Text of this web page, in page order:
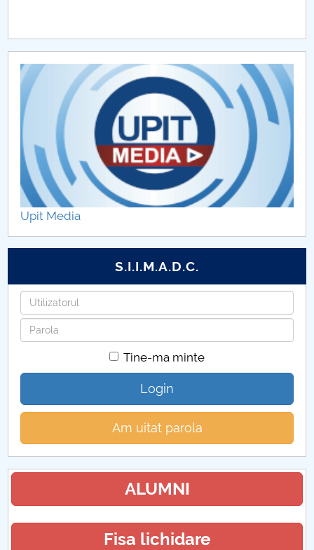
Upit Media
S.I.I.M.A.D.C.
Utilizatorul
Parola
Tine-ma minte
Login
Am uitat parola
ALUMNI
Fisa lichidare